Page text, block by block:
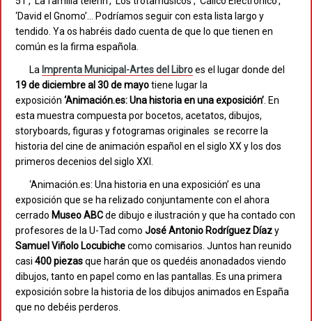
‘David el Gnomo’… Podríamos seguir con esta lista largo y
tendido. Ya os habréis dado cuenta de que lo que tienen en
común es la firma española.
La Imprenta Municipal-Artes del Libroes el lugar donde del
19 de diciembre al 30 de mayotiene lugar la
exposición ‘Animación.es: Una historia en una exposición’. En
esta muestra compuesta por bocetos, acetatos, dibujos,
storyboards, figuras y fotogramas originales se recorre la
historia del cine de animación español en el siglo XX y los dos
primeros decenios del siglo XXI.
‘Animación.es: Una historia en una exposición’ es una
exposición que se ha relizado conjuntamente con el ahora
cerrado Museo ABCde dibujo e ilustración y que ha contado con
profesores de la U-Tad como José Antonio Rodríguez Díazy
Samuel Viñolo Locubichecomo comisarios. Juntos han reunido
casi 400 piezasque harán que os quedéis anonadados viendo
dibujos, tanto en papel como en las pantallas. Es una primera
exposición sobre la historia de los dibujos animados en España
que no debéis perderos.